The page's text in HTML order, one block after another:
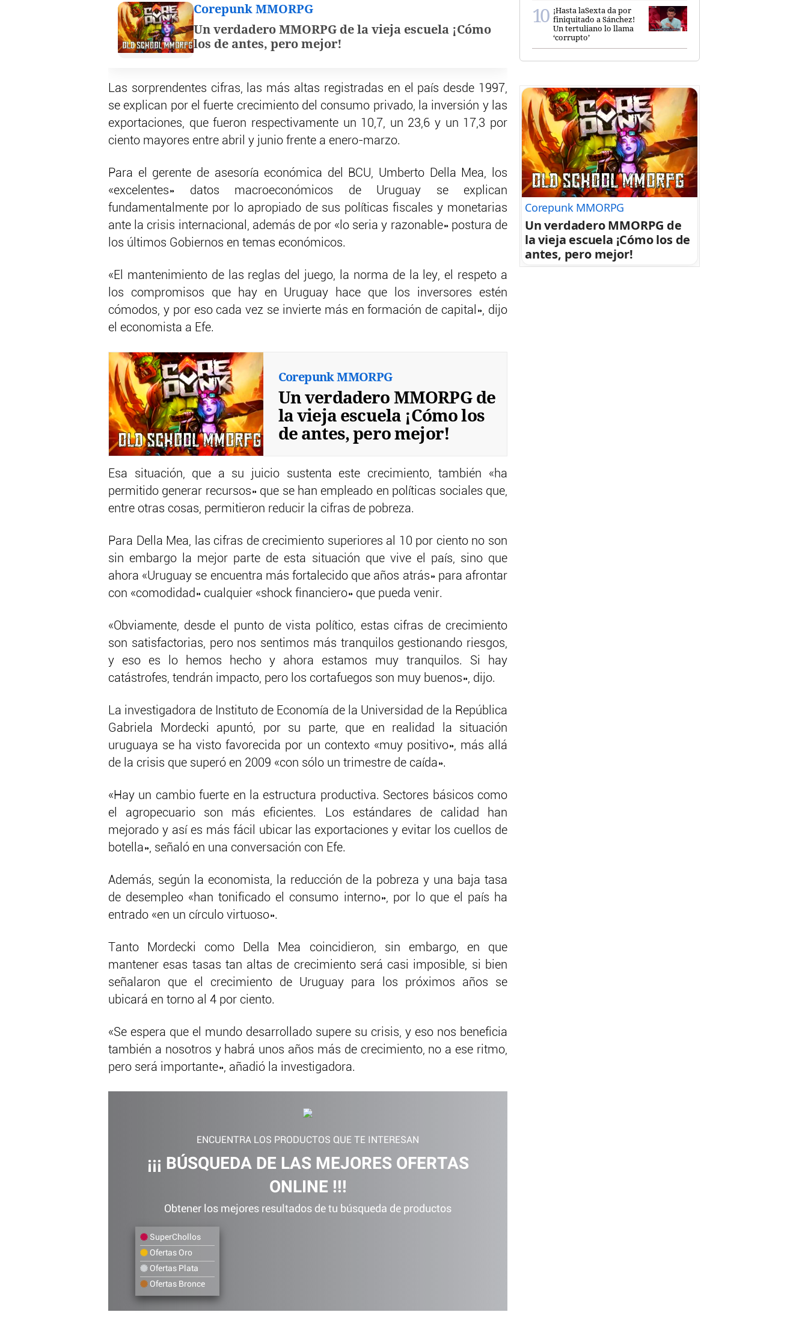
Corepunk MMORPG
Un verdadero MMORPG de la vieja escuela ¡Cómo
los de antes, pero mejor!
Las sorprendentes cifras, las más altas registradas en el país desde 1997,
se explican por el fuerte crecimiento del consumo privado, la inversión y las
exportaciones, que fueron respectivamente un 10,7, un 23,6 y un 17,3 por
ciento mayores entre abril y junio frente a enero-marzo.
Para el gerente de asesoría económica del BCU, Umberto Della Mea, los
«excelentes» datos macroeconómicos de Uruguay se explican
fundamentalmente por lo apropiado de sus políticas fiscales y monetarias
ante la crisis internacional, además de por «lo seria y razonable» postura de
los últimos Gobiernos en temas económicos.
«El mantenimiento de las reglas del juego, la norma de la ley, el respeto a
los compromisos que hay en Uruguay hace que los inversores estén
cómodos, y por eso cada vez se invierte más en formación de capital», dijo
el economista a Efe.
Corepunk MMORPG
Un verdadero MMORPG de
la vieja escuela ¡Cómo los
de antes, pero mejor!
Esa situación, que a su juicio sustenta este crecimiento, también «ha
permitido generar recursos» que se han empleado en políticas sociales que,
entre otras cosas, permitieron reducir la cifras de pobreza.
Para Della Mea, las cifras de crecimiento superiores al 10 por ciento no son
sin embargo la mejor parte de esta situación que vive el país, sino que
ahora «Uruguay se encuentra más fortalecido que años atrás» para afrontar
con «comodidad» cualquier «shock financiero» que pueda venir.
«Obviamente, desde el punto de vista político, estas cifras de crecimiento
son satisfactorias, pero nos sentimos más tranquilos gestionando riesgos,
y eso es lo hemos hecho y ahora estamos muy tranquilos. Si hay
catástrofes, tendrán impacto, pero los cortafuegos son muy buenos», dijo.
La investigadora de Instituto de Economía de la Universidad de la República
Gabriela Mordecki apuntó, por su parte, que en realidad la situación
uruguaya se ha visto favorecida por un contexto «muy positivo», más allá
de la crisis que superó en 2009 «con sólo un trimestre de caída».
«Hay un cambio fuerte en la estructura productiva. Sectores básicos como
el agropecuario son más eficientes. Los estándares de calidad han
mejorado y así es más fácil ubicar las exportaciones y evitar los cuellos de
botella», señaló en una conversación con Efe.
Además, según la economista, la reducción de la pobreza y una baja tasa
de desempleo «han tonificado el consumo interno», por lo que el país ha
entrado «en un círculo virtuoso».
Tanto Mordecki como Della Mea coincidieron, sin embargo, en que
mantener esas tasas tan altas de crecimiento será casi imposible, si bien
señalaron que el crecimiento de Uruguay para los próximos años se
ubicará en torno al 4 por ciento.
«Se espera que el mundo desarrollado supere su crisis, y eso nos beneficia
también a nosotros y habrá unos años más de crecimiento, no a ese ritmo,
pero será importante», añadió la investigadora.
ENCUENTRA LOS PRODUCTOS QUE TE INTERESAN
¡¡¡ BÚSQUEDA DE LAS MEJORES OFERTAS
ONLINE !!!
Obtener los mejores resultados de tu búsqueda de productos
SuperChollos
Ofertas Oro
Ofertas Plata
Ofertas Bronce
¡Hasta laSexta da por
finiquitado a Sánchez!
Un tertuliano lo llama
‘corrupto’
Corepunk MMORPG
Un verdadero MMORPG de
la vieja escuela ¡Cómo los de
antes, pero mejor!